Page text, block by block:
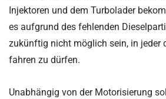
Injektoren und dem Turbolader
es aufgrund des fehlenden
zukünftig nicht möglich sein, in jeder
fahren zu dürfen.
Unabhängig von der Motorisierung